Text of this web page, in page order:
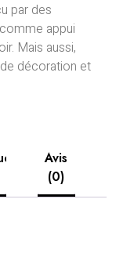
par des
appui
Mais aussi,
décoration et
Avis
(0)